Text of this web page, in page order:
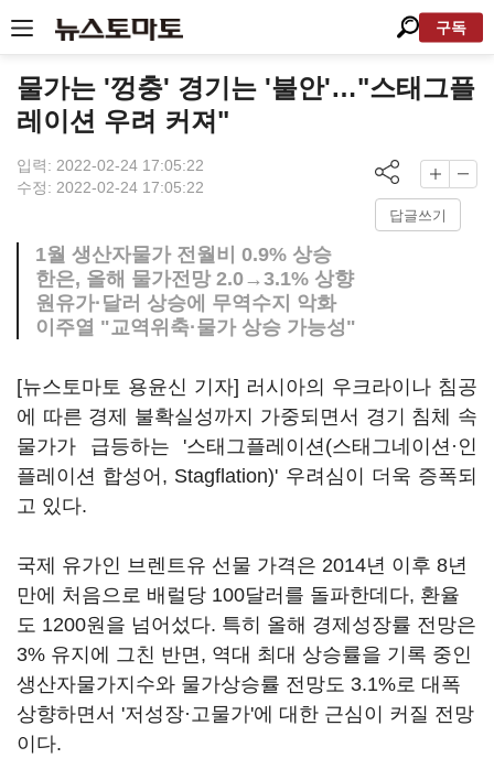
구독
물가는 '껑충' 경기는 '불안'…"스태그플
레이션 우려 커져"
입력: 2022-02-24 17:05:22
수정: 2022-02-24 17:05:22
답글쓰기
1월 생산자물가 전월비 0.9% 상승
한은, 올해 물가전망 2.0→3.1% 상향
원유가·달러 상승에 무역수지 악화
이주열 "교역위축·물가 상승 가능성"
[뉴스토마토 용윤신 기자] 러시아의 우크라이나 침공
에 따른 경제 불확실성까지 가중되면서 경기 침체 속
물가가 급등하는 '스태그플레이션(스태그네이션·인
플레이션 합성어, Stagflation)' 우려심이 더욱 증폭되
고 있다.
국제 유가인 브렌트유 선물 가격은 2014년 이후 8년
만에 처음으로 배럴당 100달러를 돌파한데다, 환율
도 1200원을 넘어섰다. 특히 올해 경제성장률 전망은
3% 유지에 그친 반면, 역대 최대 상승률을 기록 중인
생산자물가지수와 물가상승률 전망도 3.1%로 대폭
상향하면서 '저성장·고물가'에 대한 근심이 커질 전망
이다.